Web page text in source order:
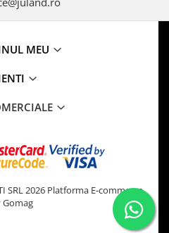
MEU
SRL 2026 Platforma E-commerce
Gomag